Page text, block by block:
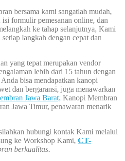
bersama kami sangatlah mudah,
formulir pemesanan online, dan
ke tahap selanjutnya, Kami
langkah dengan cepat dan
yang tepat merupakan vendor
lebih dari 15 tahun dengan
bisa mendapatkan kanopi
dan bergaransi, juga menawarkan
Jawa Barat, Kanopi Membran
Jawa Timur, penawaran menarik
hubungi kontak Kami melalui
ke Workshop Kami, CT-
berkualitas.